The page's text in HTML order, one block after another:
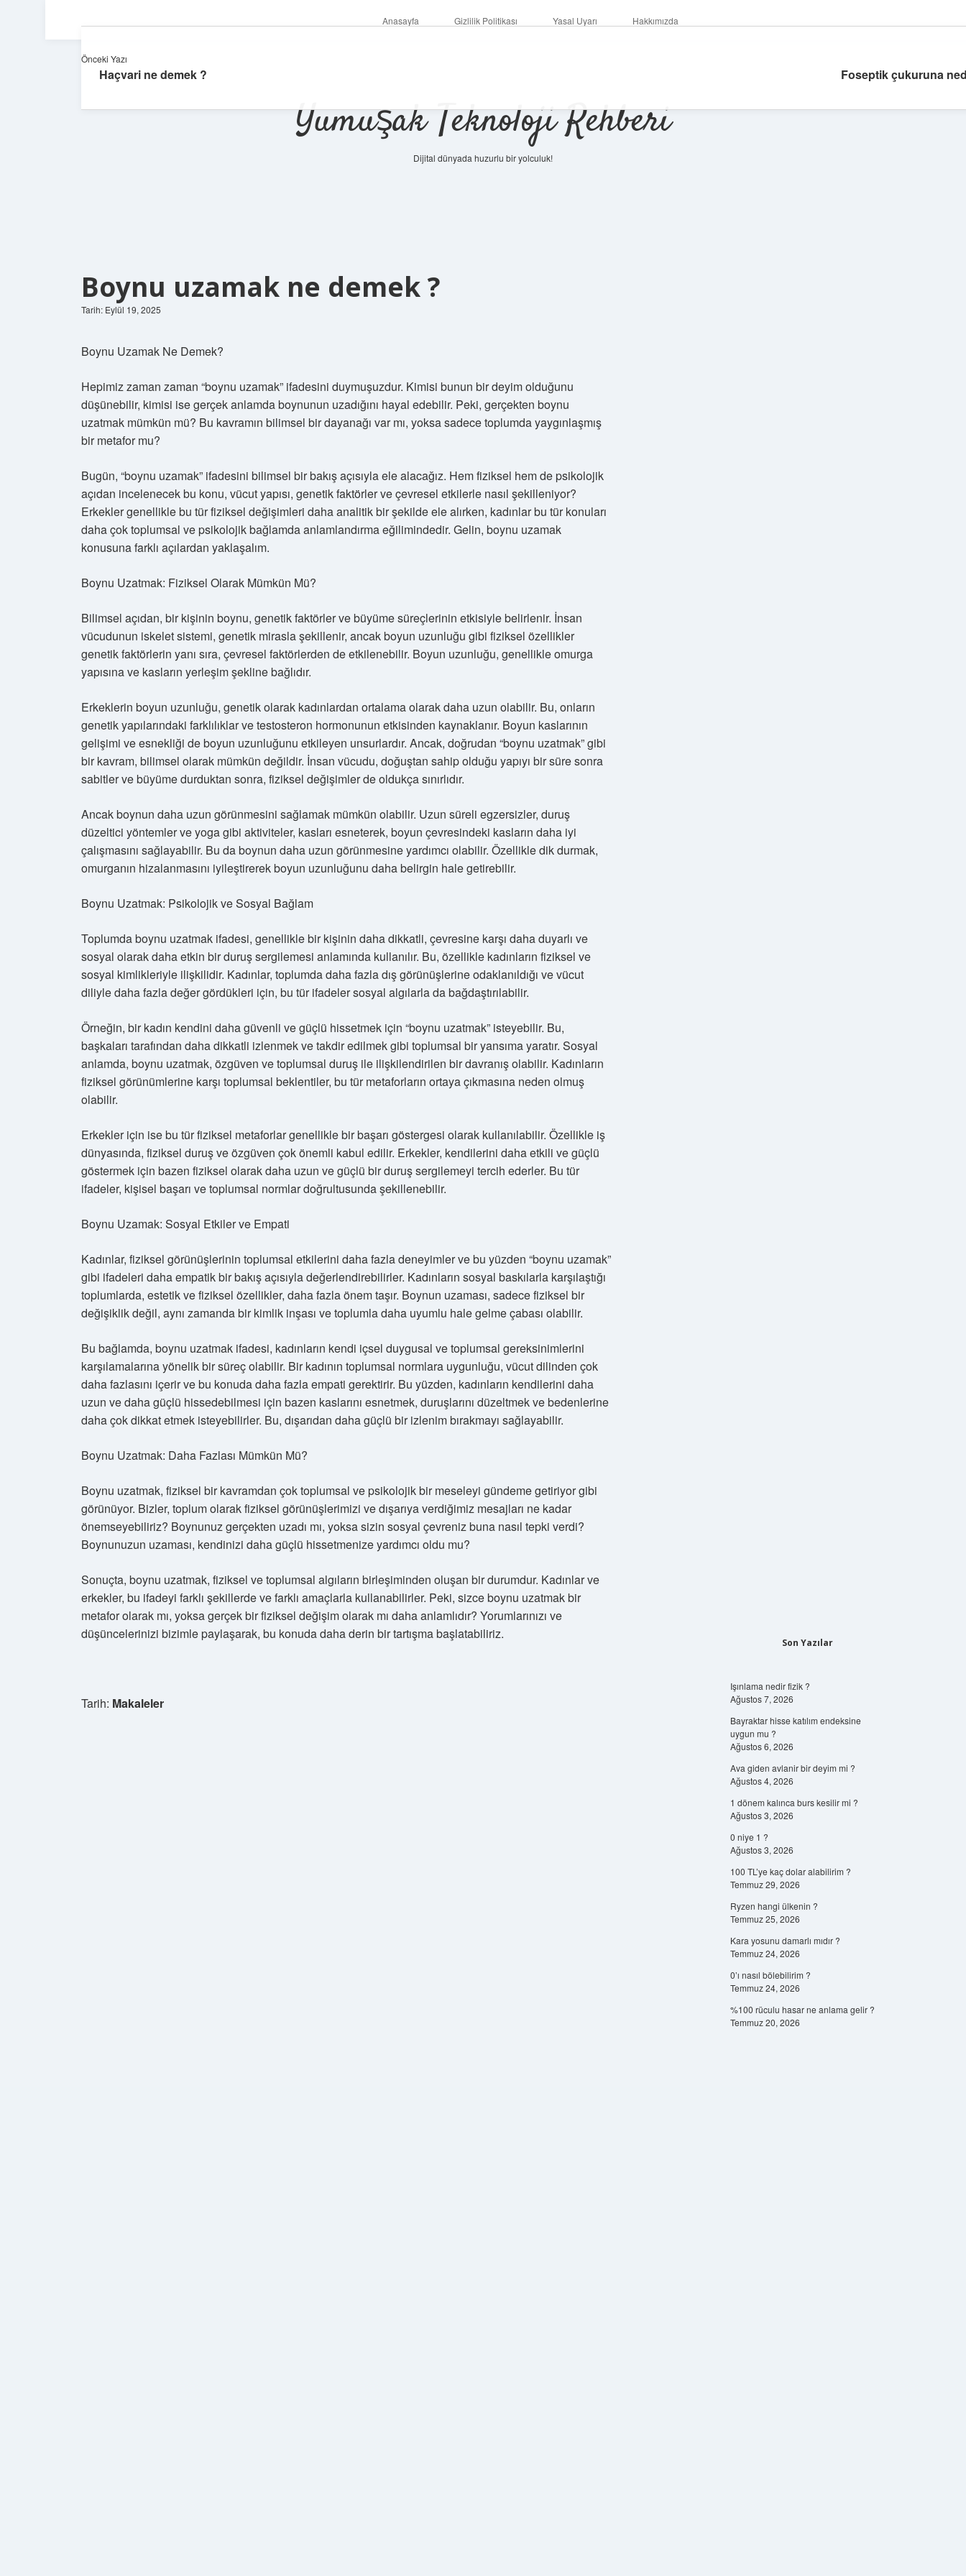
Anasayfa Gizlilik Politikası Yasal Uyarı Hakkımızda
Yumuşak Teknoloji Rehberi
Dijital dünyada huzurlu bir yolculuk!
Boynu uzamak ne demek ?
Tarih: Eylül 19, 2025
Boynu Uzamak Ne Demek?
Hepimiz zaman zaman “boynu uzamak” ifadesini duymuşuzdur. Kimisi bunun bir deyim olduğunu
düşünebilir, kimisi ise gerçek anlamda boynunun uzadığını hayal edebilir. Peki, gerçekten boynu
uzatmak mümkün mü? Bu kavramın bilimsel bir dayanağı var mı, yoksa sadece toplumda yaygınlaşmış
bir metafor mu?
Bugün, “boynu uzamak” ifadesini bilimsel bir bakış açısıyla ele alacağız. Hem fiziksel hem de psikolojik
açıdan incelenecek bu konu, vücut yapısı, genetik faktörler ve çevresel etkilerle nasıl şekilleniyor?
Erkekler genellikle bu tür fiziksel değişimleri daha analitik bir şekilde ele alırken, kadınlar bu tür konuları
daha çok toplumsal ve psikolojik bağlamda anlamlandırma eğilimindedir. Gelin, boynu uzamak
konusuna farklı açılardan yaklaşalım.
Boynu Uzatmak: Fiziksel Olarak Mümkün Mü?
Bilimsel açıdan, bir kişinin boynu, genetik faktörler ve büyüme süreçlerinin etkisiyle belirlenir. İnsan
vücudunun iskelet sistemi, genetik mirasla şekillenir, ancak boyun uzunluğu gibi fiziksel özellikler
genetik faktörlerin yanı sıra, çevresel faktörlerden de etkilenebilir. Boyun uzunluğu, genellikle omurga
yapısına ve kasların yerleşim şekline bağlıdır.
Erkeklerin boyun uzunluğu, genetik olarak kadınlardan ortalama olarak daha uzun olabilir. Bu, onların
genetik yapılarındaki farklılıklar ve testosteron hormonunun etkisinden kaynaklanır. Boyun kaslarının
gelişimi ve esnekliği de boyun uzunluğunu etkileyen unsurlardır. Ancak, doğrudan “boynu uzatmak” gibi
bir kavram, bilimsel olarak mümkün değildir. İnsan vücudu, doğuştan sahip olduğu yapıyı bir süre sonra
sabitler ve büyüme durduktan sonra, fiziksel değişimler de oldukça sınırlıdır.
Ancak boynun daha uzun görünmesini sağlamak mümkün olabilir. Uzun süreli egzersizler, duruş
düzeltici yöntemler ve yoga gibi aktiviteler, kasları esneterek, boyun çevresindeki kasların daha iyi
çalışmasını sağlayabilir. Bu da boynun daha uzun görünmesine yardımcı olabilir. Özellikle dik durmak,
omurganın hizalanmasını iyileştirerek boyun uzunluğunu daha belirgin hale getirebilir.
Boynu Uzatmak: Psikolojik ve Sosyal Bağlam
Toplumda boynu uzatmak ifadesi, genellikle bir kişinin daha dikkatli, çevresine karşı daha duyarlı ve
sosyal olarak daha etkin bir duruş sergilemesi anlamında kullanılır. Bu, özellikle kadınların fiziksel ve
sosyal kimlikleriyle ilişkilidir. Kadınlar, toplumda daha fazla dış görünüşlerine odaklanıldığı ve vücut
diliyle daha fazla değer gördükleri için, bu tür ifadeler sosyal algılarla da bağdaştırılabilir.
Örneğin, bir kadın kendini daha güvenli ve güçlü hissetmek için “boynu uzatmak” isteyebilir. Bu,
başkaları tarafından daha dikkatli izlenmek ve takdir edilmek gibi toplumsal bir yansıma yaratır. Sosyal
anlamda, boynu uzatmak, özgüven ve toplumsal duruş ile ilişkilendirilen bir davranış olabilir. Kadınların
fiziksel görünümlerine karşı toplumsal beklentiler, bu tür metaforların ortaya çıkmasına neden olmuş
olabilir.
Erkekler için ise bu tür fiziksel metaforlar genellikle bir başarı göstergesi olarak kullanılabilir. Özellikle iş
dünyasında, fiziksel duruş ve özgüven çok önemli kabul edilir. Erkekler, kendilerini daha etkili ve güçlü
göstermek için bazen fiziksel olarak daha uzun ve güçlü bir duruş sergilemeyi tercih ederler. Bu tür
ifadeler, kişisel başarı ve toplumsal normlar doğrultusunda şekillenebilir.
Boynu Uzamak: Sosyal Etkiler ve Empati
Kadınlar, fiziksel görünüşlerinin toplumsal etkilerini daha fazla deneyimler ve bu yüzden “boynu uzamak”
gibi ifadeleri daha empatik bir bakış açısıyla değerlendirebilirler. Kadınların sosyal baskılarla karşılaştığı
toplumlarda, estetik ve fiziksel özellikler, daha fazla önem taşır. Boynun uzaması, sadece fiziksel bir
değişiklik değil, aynı zamanda bir kimlik inşası ve toplumla daha uyumlu hale gelme çabası olabilir.
Bu bağlamda, boynu uzatmak ifadesi, kadınların kendi içsel duygusal ve toplumsal gereksinimlerini
karşılamalarına yönelik bir süreç olabilir. Bir kadının toplumsal normlara uygunluğu, vücut dilinden çok
daha fazlasını içerir ve bu konuda daha fazla empati gerektirir. Bu yüzden, kadınların kendilerini daha
uzun ve daha güçlü hissedebilmesi için bazen kaslarını esnetmek, duruşlarını düzeltmek ve bedenlerine
daha çok dikkat etmek isteyebilirler. Bu, dışarıdan daha güçlü bir izlenim bırakmayı sağlayabilir.
Boynu Uzatmak: Daha Fazlası Mümkün Mü?
Boynu uzatmak, fiziksel bir kavramdan çok toplumsal ve psikolojik bir meseleyi gündeme getiriyor gibi
görünüyor. Bizler, toplum olarak fiziksel görünüşlerimizi ve dışarıya verdiğimiz mesajları ne kadar
önemseyebiliriz? Boynunuz gerçekten uzadı mı, yoksa sizin sosyal çevreniz buna nasıl tepki verdi?
Boynunuzun uzaması, kendinizi daha güçlü hissetmenize yardımcı oldu mu?
Sonuçta, boynu uzatmak, fiziksel ve toplumsal algıların birleşiminden oluşan bir durumdur. Kadınlar ve
erkekler, bu ifadeyi farklı şekillerde ve farklı amaçlarla kullanabilirler. Peki, sizce boynu uzatmak bir
metafor olarak mı, yoksa gerçek bir fiziksel değişim olarak mı daha anlamlıdır? Yorumlarınızı ve
düşüncelerinizi bizimle paylaşarak, bu konuda daha derin bir tartışma başlatabiliriz.
Tarih: Makaleler
Önceki Yazı
Haçvari ne demek ? Foseptik çukuruna
Son Yazılar
Işınlama nedir fizik ?
Ağustos 7, 2026
Bayraktar hisse katılım endeksine
uygun mu ?
Ağustos 6, 2026
Ava giden avlanir bir deyim mi ?
Ağustos 4, 2026
1 dönem kalınca burs kesilir mi ?
Ağustos 3, 2026
0 niye 1 ?
Ağustos 3, 2026
100 TL’ye kaç dolar alabilirim ?
Temmuz 29, 2026
Ryzen hangi ülkenin ?
Temmuz 25, 2026
Kara yosunu damarlı mıdır ?
Temmuz 24, 2026
0’ı nasıl bölebilirim ?
Temmuz 24, 2026
%100 rüculu hasar ne anlama gelir ?
Temmuz 20, 2026